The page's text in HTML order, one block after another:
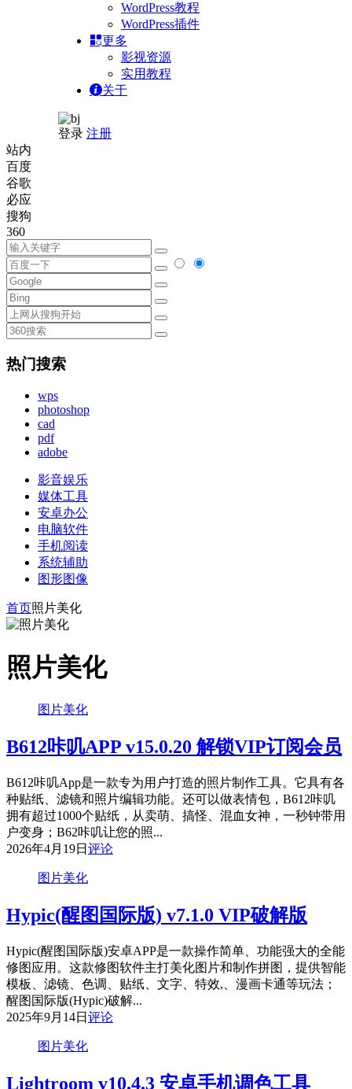
WordPress教程
WordPress插件
更多
影视资源
实用教程
关于
登录 注册
站内
百度
谷歌
必应
搜狗
360
热门搜索
wps
photoshop
cad
pdf
adobe
影音娱乐
媒体工具
安卓办公
电脑软件
手机阅读
系统辅助
图形图像
首页照片美化
照片美化
图片美化
B612咔叽APP v15.0.20 解锁VIP订阅会员
B612咔叽App是一款专为用户打造的照片制作工具。它具有各
种贴纸、滤镜和照片编辑功能。还可以做表情包，B612咔叽
拥有超过1000个贴纸，从卖萌、搞怪、混血女神，一秒钟带用
户变身；B62咔叽让您的照...
2026年4月19日 评论
图片美化
Hypic(醒图国际版) v7.1.0 VIP破解版
Hypic(醒图国际版)安卓APP是一款操作简单、功能强大的全能
修图应用。这款修图软件主打美化图片和制作拼图，提供智能
模板、滤镜、色调、贴纸、文字、特效,、漫画卡通等玩法；
醒图国际版(Hypic)破解...
2025年9月14日 评论
图片美化
Lightroom v10.4.3 安卓手机调色工具